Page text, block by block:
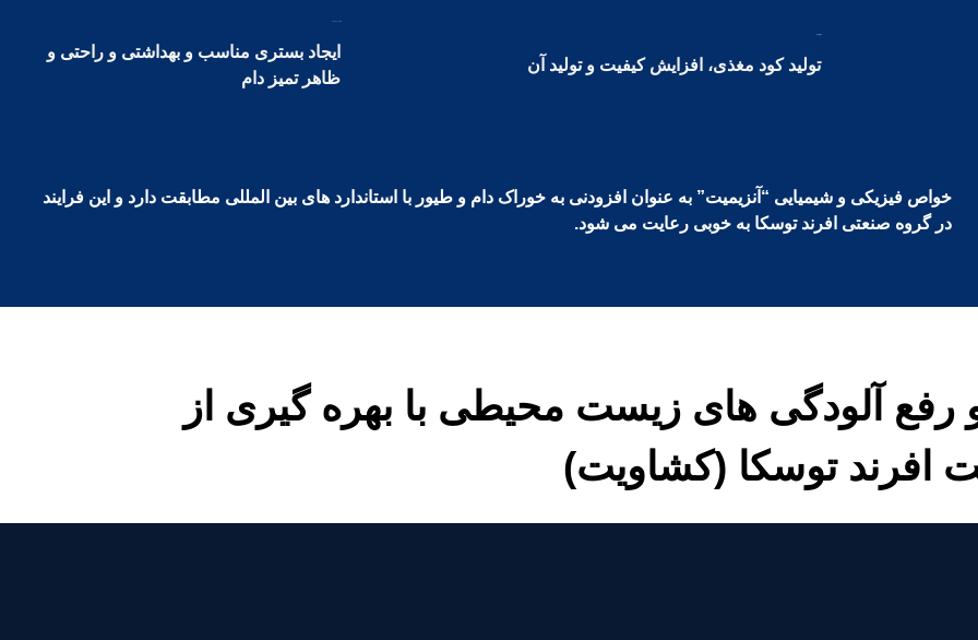
تولید کود مغذی، افزایش کیفیت و تولید آن
ایجاد بستری مناسب و بهداشتی و راحتی و
ظاهر تمیز دام
خواص فیزیکی و شیمیایی “آنزیمیت” به عنوان افزودنی به خوراک دام و طیور با استاندارد های بین المللی مطابقت دارد و این فرایند
در گروه صنعتی افرند توسکا به خوبی رعایت می شود.
رفع آلودگی های زیست محیطی با بهره گیری از
افرند توسکا (کشاویت)